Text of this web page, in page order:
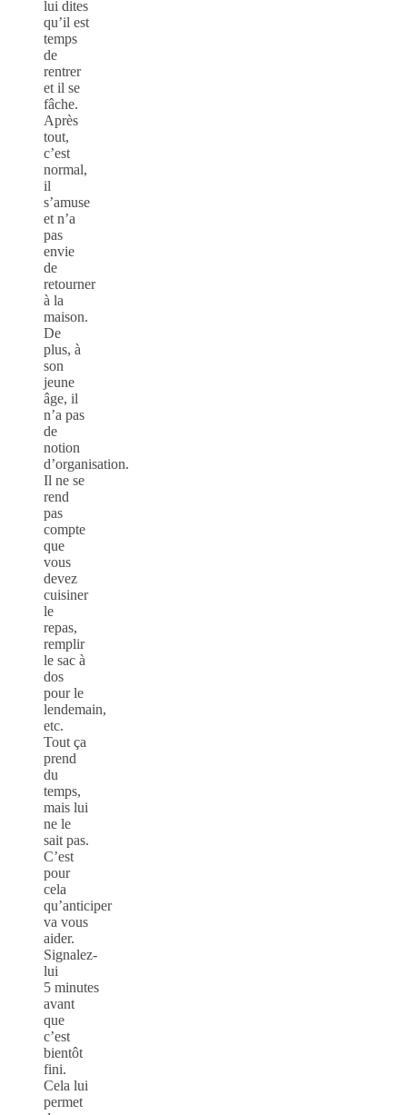
lui dites
qu’il est
temps
de
rentrer
et il se
fâche.
Après
tout,
c’est
normal,
il
s’amuse
et n’a
pas
envie
de
retourner
à la
maison.
De
plus, à
son
jeune
âge, il
n’a pas
de
notion
d’organisation.
Il ne se
rend
pas
compte
que
vous
devez
cuisiner
le
repas,
remplir
le sac à
dos
pour le
lendemain,
etc.
Tout ça
prend
du
temps,
mais lui
ne le
sait pas.
C’est
pour
cela
qu’anticiper
va vous
aider.
Signalez-
lui
5 minutes
avant
que
c’est
bientôt
fini.
Cela lui
permet